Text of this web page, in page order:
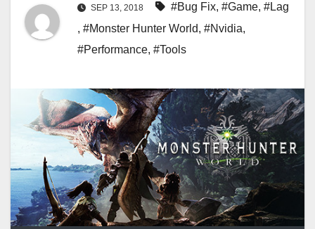
SEP 13, 2018 #Bug Fix, #Game, #Lag
, #Monster Hunter World, #Nvidia,
#Performance, #Tools